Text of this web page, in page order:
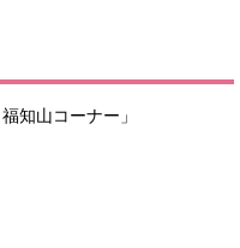
知山コーナー」